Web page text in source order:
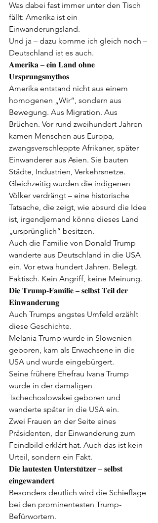
Was dabei fast immer unter den Tisch
fällt: Amerika ist ein
Einwanderungsland.
Und ja – dazu komme ich gleich noch –
Deutschland ist es auch.
𝐀𝐦𝐞𝐫𝐢𝐤𝐚 – 𝐞𝐢𝐧 𝐋𝐚𝐧𝐝 𝐨𝐡𝐧𝐞
𝐔𝐫𝐬𝐩𝐫𝐮𝐧𝐠𝐬𝐦𝐲𝐭𝐡𝐨𝐬
Amerika entstand nicht aus einem
homogenen „Wir“, sondern aus
Bewegung. Aus Migration. Aus
Brüchen. Vor rund zweihundert Jahren
kamen Menschen aus Europa,
zwangsverschleppte Afrikaner, später
Einwanderer aus Asien. Sie bauten
Städte, Industrien, Verkehrsnetze.
Gleichzeitig wurden die indigenen
Völker verdrängt – eine historische
Tatsache, die zeigt, wie absurd die Idee
ist, irgendjemand könne dieses Land
„ursprünglich“ besitzen.
Auch die Familie von Donald Trump
wanderte aus Deutschland in die USA
ein. Vor etwa hundert Jahren. Belegt.
Faktisch. Kein Angriff, keine Meinung.
𝐃𝐢𝐞 𝐓𝐫𝐮𝐦𝐩-𝐅𝐚𝐦𝐢𝐥𝐢𝐞 – 𝐬𝐞𝐥𝐛𝐬𝐭 𝐓𝐞𝐢𝐥 𝐝𝐞𝐫
𝐄𝐢𝐧𝐰𝐚𝐧𝐝𝐞𝐫𝐮𝐧𝐠
Auch Trumps engstes Umfeld erzählt
diese Geschichte.
Melania Trump wurde in Slowenien
geboren, kam als Erwachsene in die
USA und wurde eingebürgert.
Seine frühere Ehefrau Ivana Trump
wurde in der damaligen
Tschechoslowakei geboren und
wanderte später in die USA ein.
Zwei Frauen an der Seite eines
Präsidenten, der Einwanderung zum
Feindbild erklärt hat. Auch das ist kein
Urteil, sondern ein Fakt.
𝐃𝐢𝐞 𝐥𝐚𝐮𝐭𝐞𝐬𝐭𝐞𝐧 𝐔𝐧𝐭𝐞𝐫𝐬𝐭𝐮̈𝐭𝐳𝐞𝐫 – 𝐬𝐞𝐥𝐛𝐬𝐭
𝐞𝐢𝐧𝐠𝐞𝐰𝐚𝐧𝐝𝐞𝐫𝐭
Besonders deutlich wird die Schieflage
bei den prominentesten Trump-
Befürwortern.